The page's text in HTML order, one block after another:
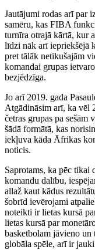
Jautājumi rodas arī par
samēru, kas FIBA
turnīra otrajā kārtā, kur
līdzi nāk arī iepriekšējā
pret tālāk netikušajām
komandai grupas
bezjēdzīga.
Jo arī 2019. gada
Atgādināsim arī, ka vēl
četras grupas pa sešām
šādā formātā, kas
iekļuva kāda Āfrikas
noticis.
Saprotams, ka pēc tikai
komandu dalību,
allaž kaut kādus
šobrīd ievērojami
noteikti ir lietas kursā
lietas kursā par
basketbolam jāvieno un
globāla spēle, arī ir